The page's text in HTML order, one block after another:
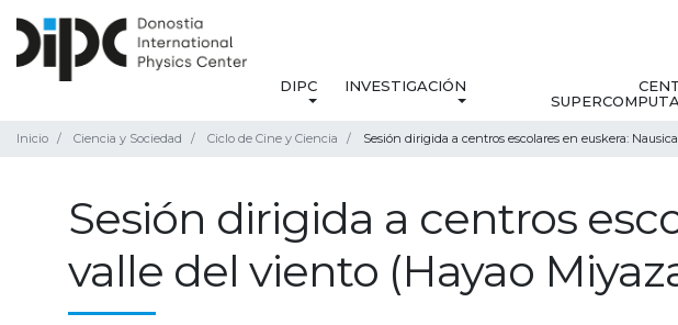
DIPC INVESTIGACIÓN
Inicio Ciencia y Sociedad Ciclo de Cine y Ciencia Sesión dirigida a centros escolares en euskera:
Sesión dirigida a centros
valle del viento (Hayao